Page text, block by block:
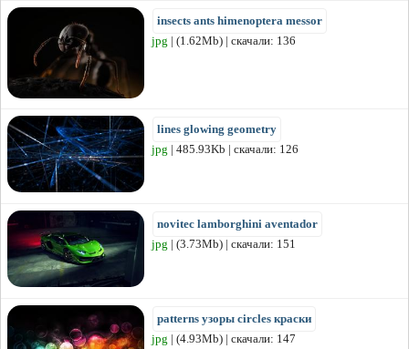
insects ants himenoptera messor
jpg | (1.62Mb) | скачали: 136
lines glowing geometry
jpg | 485.93Kb | скачали: 126
novitec lamborghini aventador
jpg | (3.73Mb) | скачали: 151
patterns узоры circles краски
jpg | (4.93Mb) | скачали: 147